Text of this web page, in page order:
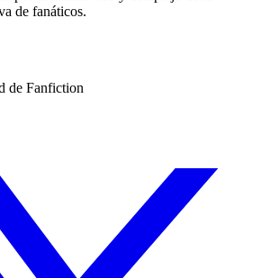
de fanáticos.
de Fanfiction